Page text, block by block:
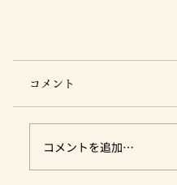
コメント
コメントを追加…